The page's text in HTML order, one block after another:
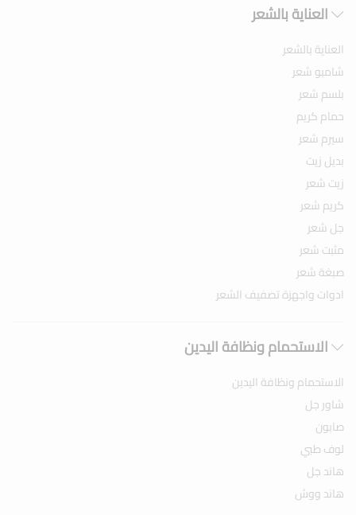
العناية بالشعر
العناية بالشعر
شامبو شعر
بلسم شعر
حمام كريم
سيرم شعر
بديل زيت
زيت شعر
كريم شعر
جل شعر
مثبت شعر
صبغة شعر
ادوات واجهزة تصفيف الشعر
الاستحمام ونظافة اليدين
الاستحمام ونظافة اليدين
شاور جل
صابون
لوف طبي
هاند جل
هاند ووش